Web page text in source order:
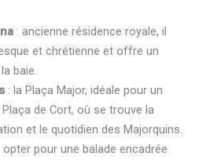
: ancienne résidence royale, il
et chrétienne et offre un
baie.
: la Plaça Major, idéale pour un
de Cort, où se trouve la
et le quotidien des Majorquins.
pour une balade encadrée